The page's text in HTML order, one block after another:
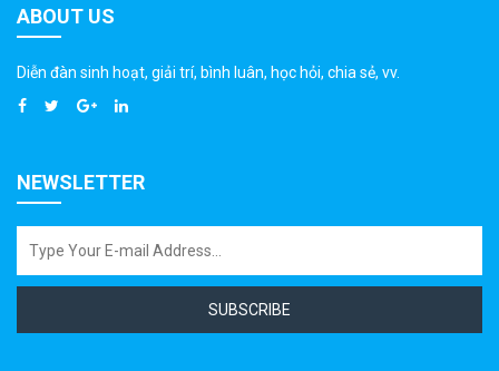
ABOUT US
Diễn đàn sinh hoạt, giải trí, bình luân, học hỏi, chia sẻ, vv.
NEWSLETTER
SUBSCRIBE